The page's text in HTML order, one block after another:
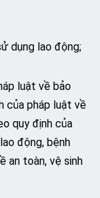
dụng lao động;
luật về bảo
của pháp luật về
quy định của
động, bệnh
an toàn, vệ sinh